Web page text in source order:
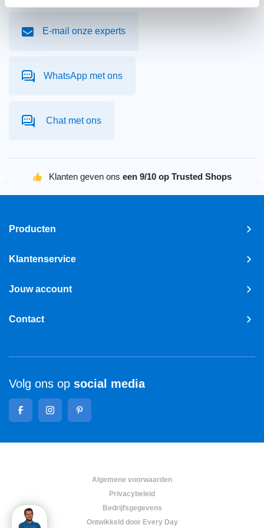
E-mail onze experts
WhatsApp met ons
Chat met ons
Klanten geven ons een 9/10 op Trusted Shops
Producten
Klantenservice
Jouw account
Contact
Volg ons op social media
Algemene voorwaarden
Privacybeleid
Bedrijfsgegevens
Ontwikkeld door Every Day